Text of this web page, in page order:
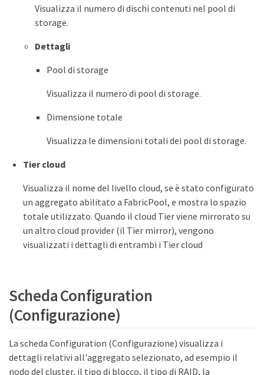
Visualizza il numero di dischi contenuti nel pool di
storage.
Dettagli
Pool di storage
Visualizza il numero di pool di storage.
Dimensione totale
Visualizza le dimensioni totali dei pool di storage.
Tier cloud
Visualizza il nome del livello cloud, se è stato configurato
un aggregato abilitato a FabricPool, e mostra lo spazio
totale utilizzato. Quando il cloud Tier viene mirrorato su
un altro cloud provider (il Tier mirror), vengono
visualizzati i dettagli di entrambi i Tier cloud
Scheda Configuration
(Configurazione)
La scheda Configuration (Configurazione) visualizza i
dettagli relativi all'aggregato selezionato, ad esempio il
nodo del cluster, il tipo di blocco, il tipo di RAID, la